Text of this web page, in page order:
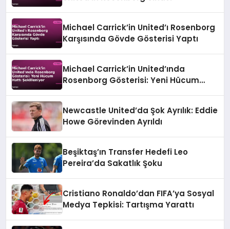
Michael Carrick’in United’ı Rosenborg
Karşısında Gövde Gösterisi Yaptı
Michael Carrick’in United’ında
Rosenborg Gösterisi: Yeni Hücum
Newcastle United’da Şok Ayrılık: Eddie
Howe Görevinden Ayrıldı
Beşiktaş’ın Transfer Hedefi Leo
Pereira’da Sakatlık Şoku
Cristiano Ronaldo’dan FIFA’ya Sosyal
Medya Tepkisi: Tartışma Yarattı